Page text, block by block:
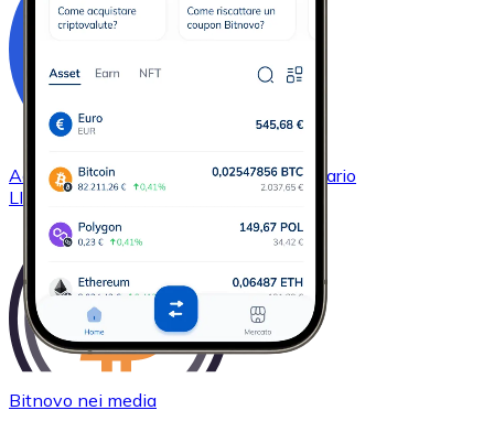
AcquistareChainlink
con bonifico bancario
LINK
Bitnovo nei media